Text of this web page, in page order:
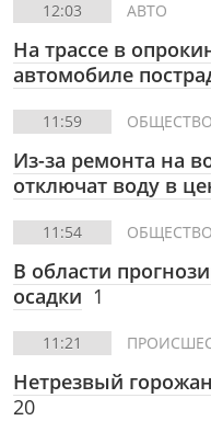
12:03 АВТО
На трассе в
автомобиле
11:59 ОБЩЕСТВО
Из-за ремонта на
отключат воду в
11:54 ОБЩЕСТВО
В области
осадки 1
11:21
Нетрезвый
20